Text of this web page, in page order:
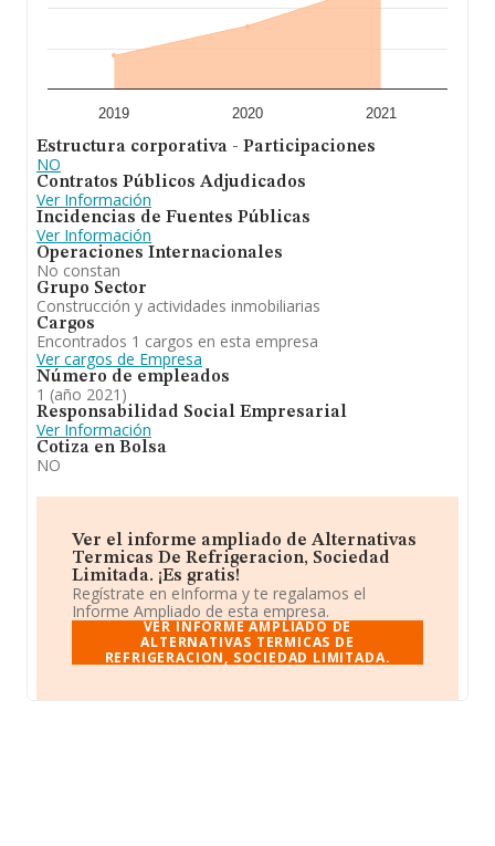
2019 2020 2021
Estructura corporativa - Participaciones
NO
Contratos Públicos Adjudicados
Ver Información
Incidencias de Fuentes Públicas
Ver Información
Operaciones Internacionales
No constan
Grupo Sector
Construcción y actividades inmobiliarias
Cargos
Encontrados 1 cargos en esta empresa
Ver cargos de Empresa
Número de empleados
1 (año 2021)
Responsabilidad Social Empresarial
Ver Información
Cotiza en Bolsa
NO
Ver el informe ampliado de Alternativas
Termicas De Refrigeracion, Sociedad
Limitada. ¡Es gratis!
Regístrate en eInforma y te regalamos el
Informe Ampliado de esta empresa.
VER INFORME AMPLIADO DE
ALTERNATIVAS TERMICAS DE
REFRIGERACION, SOCIEDAD LIMITADA.